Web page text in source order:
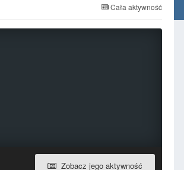
Cała aktywność
Zobacz jego aktywność